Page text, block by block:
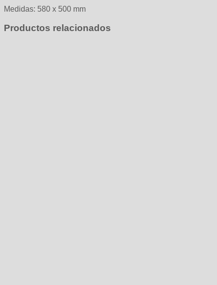
Medidas: 580 x 500 mm
Productos relacionados